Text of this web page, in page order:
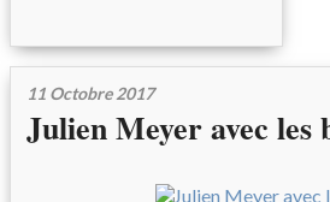
11 Octobre 2017
Julien Meyer avec les